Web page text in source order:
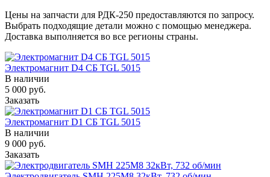
Цены на запчасти для РДК-250 предоставляются по запросу.
Выбрать подходящие детали можно с помощью менеджера.
Доставка выполняется во все регионы страны.
Электромагнит D4 СБ TGL 5015
В наличии
5 000 руб.
Заказать
Электромагнит D1 СБ TGL 5015
В наличии
9 000 руб.
Заказать